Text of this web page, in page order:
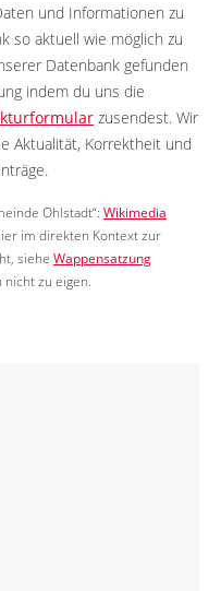
und Informationen zu
so aktuell wie möglich zu
Datenbank gefunden
indem du uns die
zusendest. Wir
Aktualität, Korrektheit und
Ohlstadt“: Wikimedia
im direkten Kontext zur
siehe Wappensatzung
nicht zu eigen.